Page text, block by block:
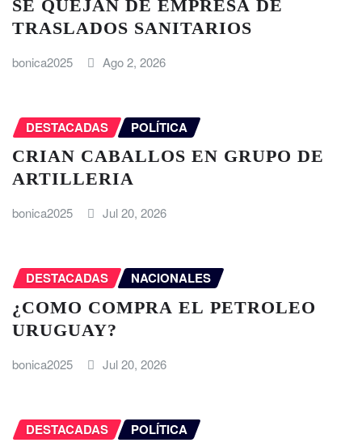
SE QUEJAN DE EMPRESA DE
TRASLADOS SANITARIOS
bonica2025 Ago 2, 2026
DESTACADAS POLÍTICA
CRIAN CABALLOS EN GRUPO DE
ARTILLERIA
bonica2025 Jul 20, 2026
DESTACADAS NACIONALES
¿COMO COMPRA EL PETROLEO
URUGUAY?
bonica2025 Jul 20, 2026
DESTACADAS POLÍTICA